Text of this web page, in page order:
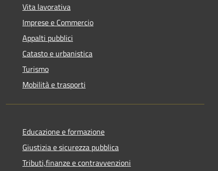
Vita lavorativa
Imprese e Commercio
Appalti pubblici
Catasto e urbanistica
Turismo
Mobilità e trasporti
Educazione e formazione
Giustizia e sicurezza pubblica
Tributi,finanze e contravvenzioni